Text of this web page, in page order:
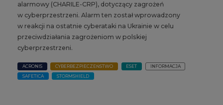
alarmowy (CHARILE-CRP), dotyczący zagrożeń
w cyberprzestrzeni. Alarm ten został wprowadzony
w reakcji na ostatnie cyberataki na Ukrainie w celu
przeciwdziałania zagrożeniom w polskiej
cyberprzestrzeni.
ACRONIS CYBERBEZPIECZEŃSTWO ESET
INFORMACJA
SAFETICA
STORMSHIELD